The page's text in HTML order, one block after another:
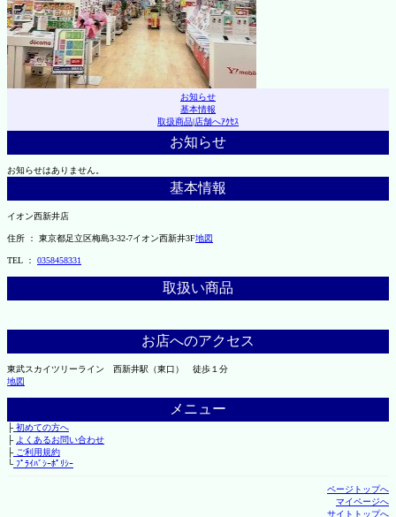
お知らせ
基本情報
取扱商品|店舗へｱｸｾｽ
お知らせ
お知らせはありません。
基本情報
イオン西新井店
住所 ： 東京都足立区梅島3-32-7イオン西新井3F地図
TEL ： 0358458331
取扱い商品
お店へのアクセス
東武スカイツリーライン 西新井駅（東口） 徒歩１分
地図
メニュー
├初めての方へ
├ よくあるお問い合わせ
├ご利用規約
└ﾌﾟﾗｲﾊﾞｼｰﾎﾟﾘｼｰ
ページトップへ
マイページへ
サイトトップへ